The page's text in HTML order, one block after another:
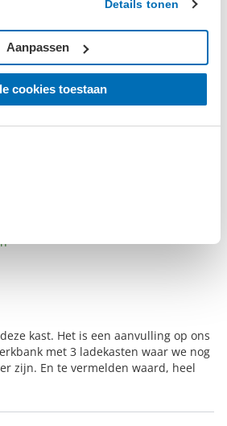
Details tonen
cookies toestaan
Aanpassen
gezet worden
geleverd, Top Datona
kast. Het is een aanvulling op ons
met 3 ladekasten waar we nog
zijn. En te vermelden waard, heel